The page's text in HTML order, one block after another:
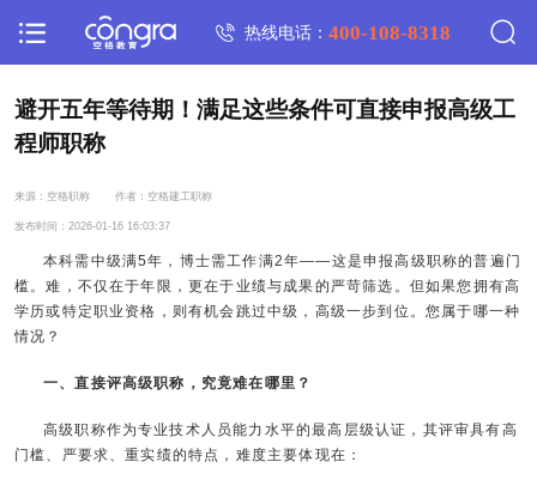
热线电话：400-108-8318
避开五年等待期！满足这些条件可直接申报高级工
程师职称
来源：空格职称 作者：空格建工职称
发布时间：2026-01-16 16:03:37
本科需中级满5年，博士需工作满2年——这是申报高级职称的普遍门
槛。难，不仅在于年限，更在于业绩与成果的严苛筛选。但如果您拥有高
学历或特定职业资格，则有机会跳过中级，高级一步到位。您属于哪一种
情况？
一、直接评高级职称，究竟难在哪里？
高级职称作为专业技术人员能力水平的最高层级认证，其评审具有高
门槛、严要求、重实绩的特点，难度主要体现在：